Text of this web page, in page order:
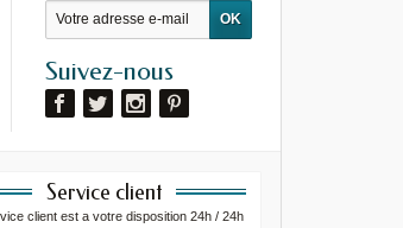
Suivez-nous
Service client
client est a votre disposition 24h / 24h